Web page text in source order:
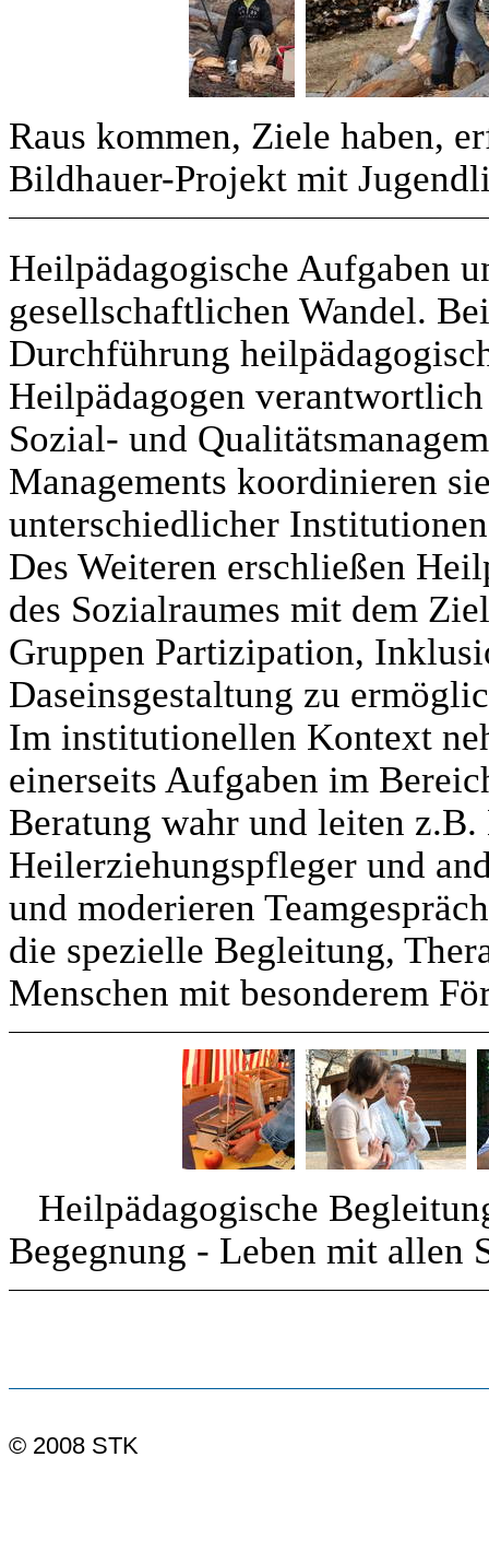
Raus kommen, Ziele haben,
Bildhauer-Projekt mit
Heilpädagogische Aufgaben
gesellschaftlichen Wandel.
Durchführung
Heilpädagogen
Sozial- und
Managements koordinieren
unterschiedlicher
Des Weiteren erschließen
des Sozialraumes mit dem
Gruppen Partizipation,
Daseinsgestaltung zu
Im institutionellen Kontext
einerseits Aufgaben im
Beratung wahr und leiten z.B.
Heilerziehungspfleger und
und moderieren
die spezielle Begleitung,
Menschen mit besonderem
Heilpädagogische
Begegnung - Leben mit allen
© 2008 STK